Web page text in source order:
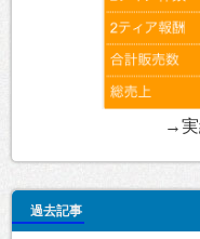
→実
過去記事